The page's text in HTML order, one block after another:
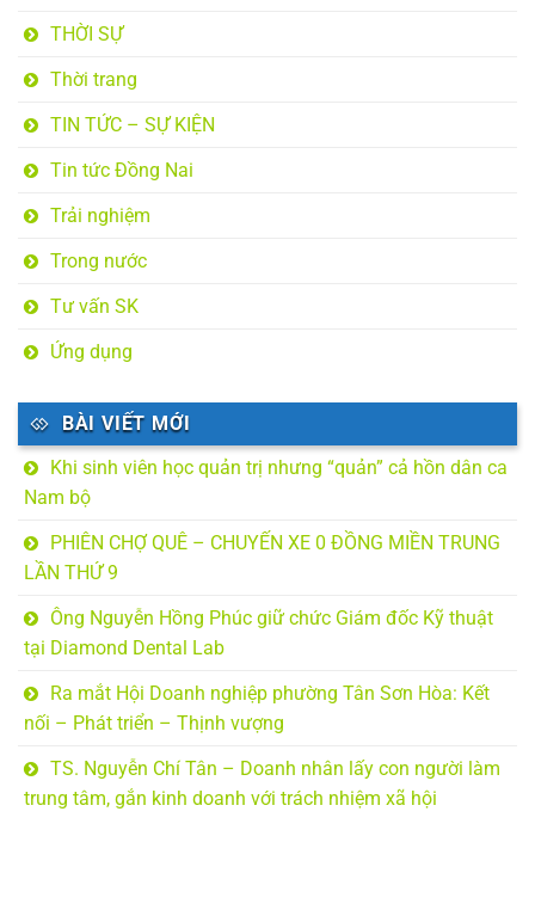
THỜI SỰ
Thời trang
TIN TỨC – SỰ KIỆN
Tin tức Đồng Nai
Trải nghiệm
Trong nước
Tư vấn SK
Ứng dụng
BÀI VIẾT MỚI
Khi sinh viên học quản trị nhưng “quản” cả hồn dân ca
Nam bộ
PHIÊN CHỢ QUÊ – CHUYẾN XE 0 ĐỒNG MIỀN TRUNG
LẦN THỨ 9
Ông Nguyễn Hồng Phúc giữ chức Giám đốc Kỹ thuật
tại Diamond Dental Lab
Ra mắt Hội Doanh nghiệp phường Tân Sơn Hòa: Kết
nối – Phát triển – Thịnh vượng
TS. Nguyễn Chí Tân – Doanh nhân lấy con người làm
trung tâm, gắn kinh doanh với trách nhiệm xã hội